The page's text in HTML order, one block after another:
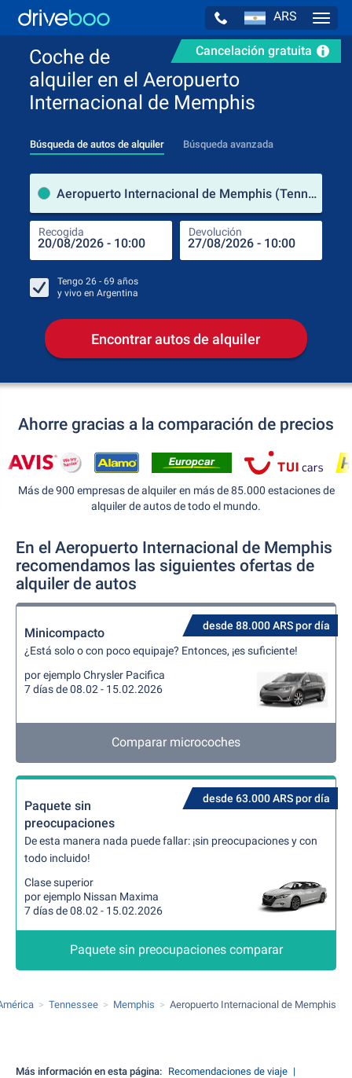
ARS
Cancelación gratuita
Coche de
alquiler en el Aeropuerto
Internacional de Memphis
Búsqueda de autos de alquiler Búsqueda avanzada
Aeropuerto Internacional de Memphis (Tennessee / Estados Unidos de América)
Recogida Devolución
Tengo 26 - 69 años
y vivo en Argentina
Encontrar autos de alquiler
Ahorre gracias a la comparación de precios
Más de 900 empresas de alquiler en más de 85.000 estaciones de
alquiler de autos de todo el mundo.
En el Aeropuerto Internacional de Memphis
recomendamos las siguientes ofertas de
alquiler de autos
desde 88.000 ARS por día
Minicompacto
¿Está solo o con poco equipaje? Entonces, ¡es suficiente!
por ejemplo Chrysler Pacifica
7 días de 08.02 - 15.02.2026
Comparar microcoches
desde 63.000 ARS por día
Paquete sin
preocupaciones
De esta manera nada puede fallar: ¡sin preocupaciones y con
todo incluido!
Clase superior
por ejemplo Nissan Maxima
7 días de 08.02 - 15.02.2026
Paquete sin preocupaciones comparar
Tennessee Memphis Aeropuerto Internacional de Memphis
Más información en esta página: Recomendaciones de viaje